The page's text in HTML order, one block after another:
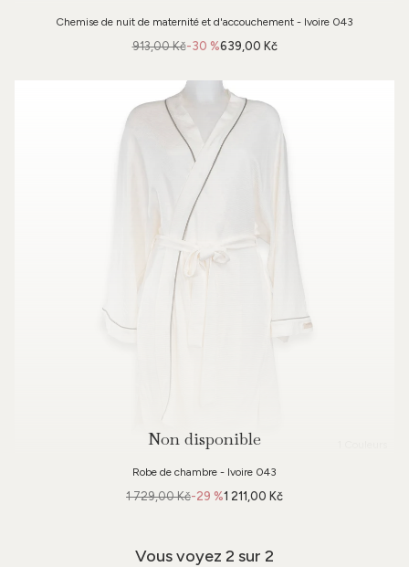
Chemise de nuit de maternité et d'accouchement - Ivoire 043
-30 %
913,00 Kč 639,00 Kč
Non disponible
Robe de chambre - Ivoire 043
-29 %
1 729,00 Kč 1 211,00 Kč
Vous voyez 2 sur 2